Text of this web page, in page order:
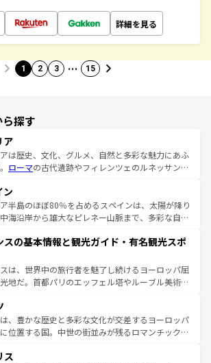
詳細を見る
1 2 3 … 15
探す
ア
は歴史、文化、グルメ、自然と多彩な魅力にあふ
ローマの古代遺跡やフィレンツェのルネッサンス
スカーナの美しい田園風景やアマルフィ海岸の絶
自然景観も見逃せない。観光の合間には、本場の
スタなど、絶品のイタリア料理を堪能することも
れるイタリアで、忘れられない旅をしてみよう！
着のイタリア情報は
ン
半島のほぼ80％を占めるスペインは、太陽が降り
海沿岸から雄大なピレネー山脈まで、多彩な自然
付くこの国では、情熱的なフラメンコ、熱気あふ
、そして美味しいタパスが生活の一部となってい
マドリードの洗練された雰囲気や、バルセロナの
溢れた街角から、地方では古代ローマ遺跡や中世
方によって風土や気候が異なるスペインはその個
性で訪れる人を魅了する。 なお、新着のスペイン情報は コ
一覧を参照してほしい。
スの基本情報と観光ガイド・有名観光スポ
は、世界中の旅行者を魅了し続けるヨーロッパ屈
地だ。首都パリのエッフェル塔やルーブル美術館
い魅力が詰まっている。華麗な宮殿、歴史的な大
しいビーチ、そして豊かな自然が、訪れる者を心
する。また、フランスは美食の国としても知ら
ャンパンの発祥地であるランス、プロヴァンスの
、豊かな歴史と多彩な文化が交差するヨーロッパ
位置する国。中世の街並みが残るロマンチック街
この国は、どこを歩いても飽きることがない。ベ
ス